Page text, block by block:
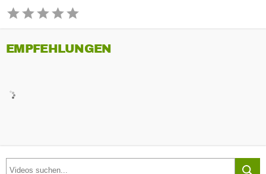
EMPFEHLUNGEN